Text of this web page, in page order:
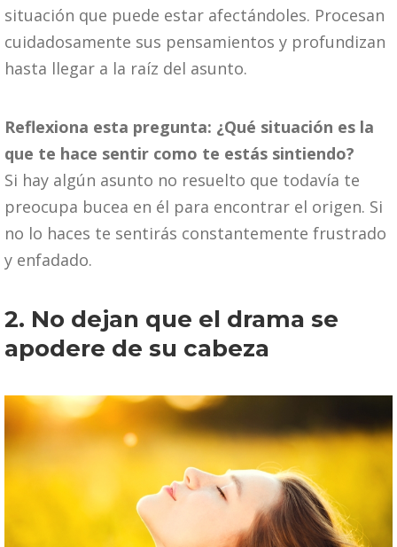
situación que puede estar afectándoles. Procesan
cuidadosamente sus pensamientos y profundizan
hasta llegar a la raíz del asunto.
Reflexiona esta pregunta: ¿Qué situación es la
que te hace sentir como te estás sintiendo?
Si hay algún asunto no resuelto que todavía te
preocupa bucea en él para encontrar el origen. Si
no lo haces te sentirás constantemente frustrado
y enfadado.
2. No dejan que el drama se
apodere de su cabeza